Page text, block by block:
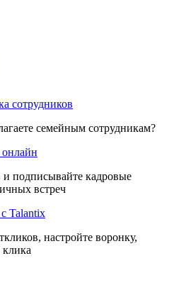
сотрудников
семейным сотрудникам?
и подписывайте кадровые
встреч
Talantix
настройте воронку,
клика